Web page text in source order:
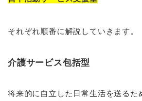
それぞれ順番に解説していきます。
介護サービス包括型
将来的に自立した日常生活を送るた